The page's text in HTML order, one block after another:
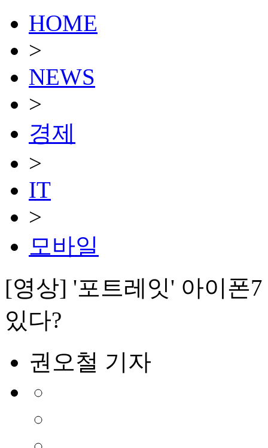
HOME
>
NEWS
>
경제
>
IT
>
모바일
[영상] '포트레잇' 아이폰
있다?
권오철 기자